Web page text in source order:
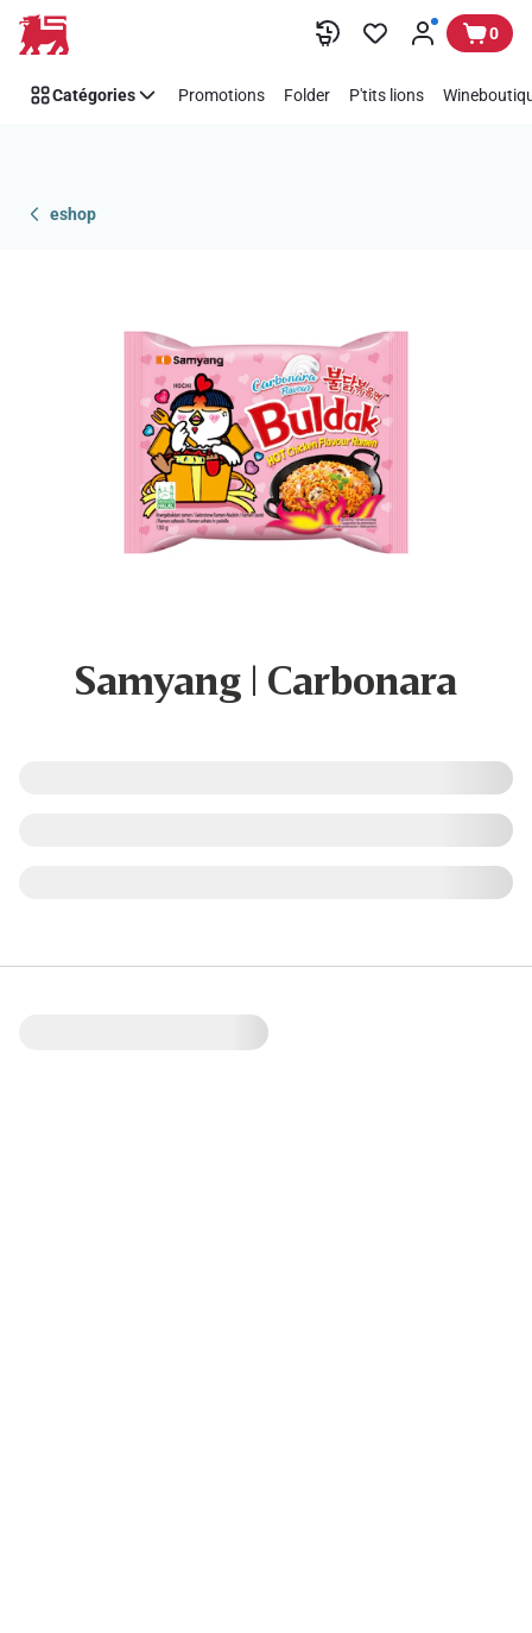
Passer 0
Catégories Promotions Folder P'tits lions
eshop
Samyang | Carbonara